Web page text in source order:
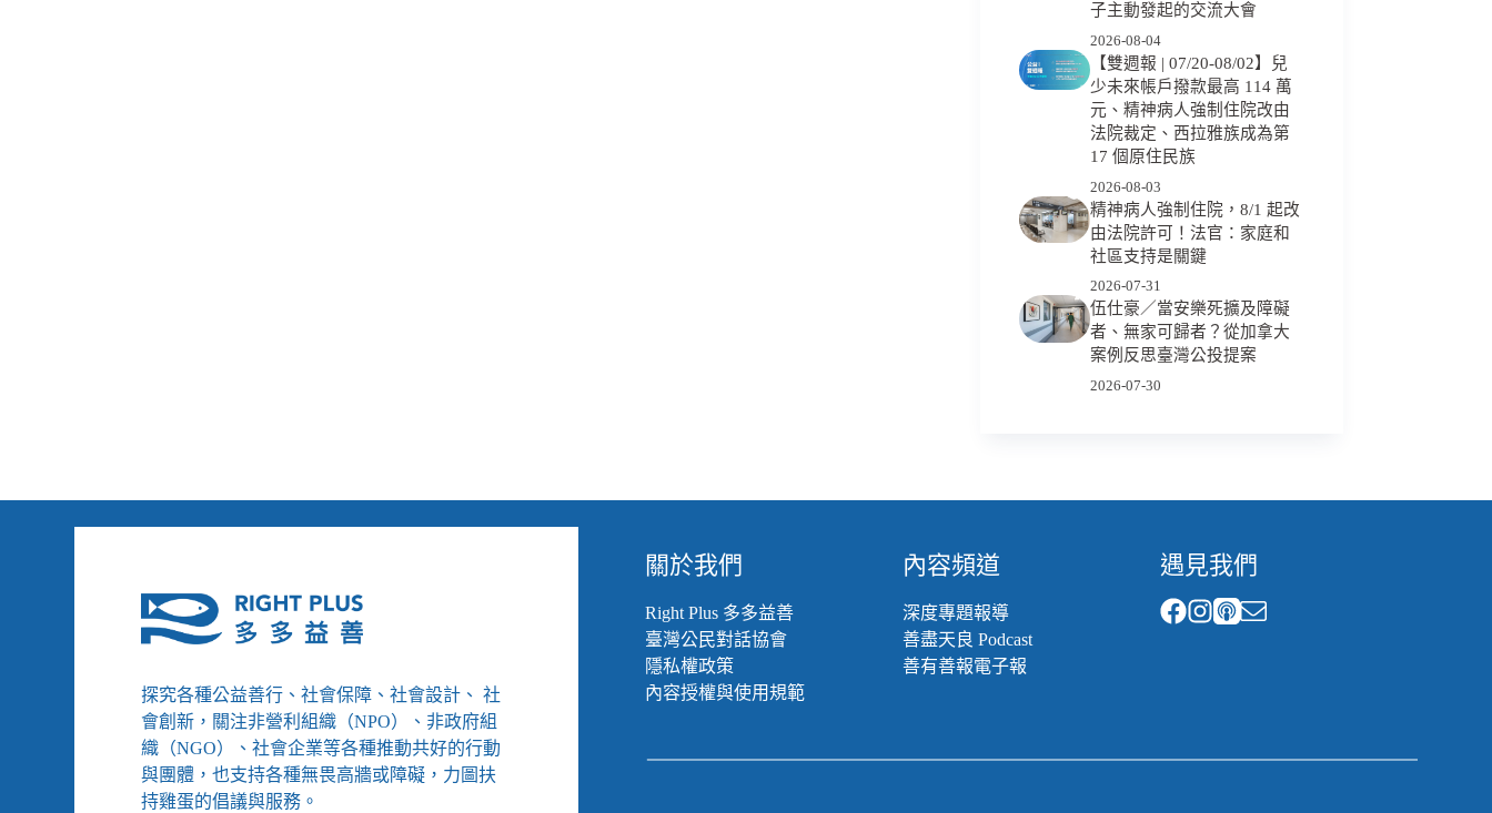
子主動發起的交流大會
2026-08-04
【雙週報 | 07/20-08/02】兒
少未來帳戶撥款最高 114 萬
元、精神病人強制住院改由
法院裁定、西拉雅族成為第
17 個原住民族
2026-08-03
精神病人強制住院，8/1 起改
由法院許可！法官：家庭和
社區支持是關鍵
2026-07-31
伍仕豪／當安樂死擴及障礙
者、無家可歸者？從加拿大
案例反思臺灣公投提案
2026-07-30
探究各種公益善行、社會保障、社會設計、 社
會創新，關注非營利組織（NPO）、非政府組
織（NGO）、社會企業等各種推動共好的行動
與團體，也支持各種無畏高牆或障礙，力圖扶
持雞蛋的倡議與服務。
關於我們
Right Plus 多多益善
臺灣公民對話協會
隱私權政策
內容授權與使用規範
內容頻道
深度專題報導
善盡天良 Podcast
善有善報電子報
遇見我們